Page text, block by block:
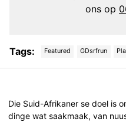
ons op
Tags: Featured GDsrfrun
Die Suid-Afrikaner se doel is
dinge wat saakmaak, van